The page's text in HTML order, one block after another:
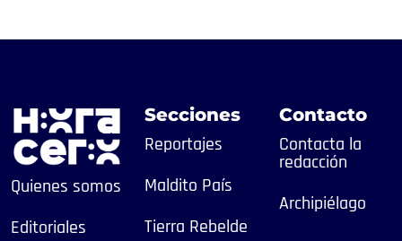
Quienes somos
Editoriales
Secciones
Reportajes
Maldito País
Tierra Rebelde
Contacto
Contacta la
redacción
Archipiélago